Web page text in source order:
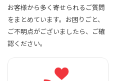
お客様から多く寄せられるご質問
をまとめています。お困りごと、
ご不明点がございましたら、ご確
認ください。